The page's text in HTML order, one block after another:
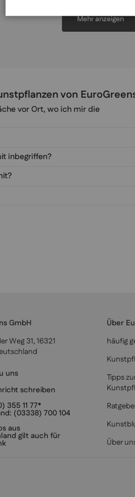
Mehr anzeigen
von
vor Ort, wo ich mir die
inbegriffen?
GmbH
Weg 31, 16321
uns
schreiben
355 11 77*
(03338) 700 104
aus
gilt auch für
Über
häufig
Tipps
Über